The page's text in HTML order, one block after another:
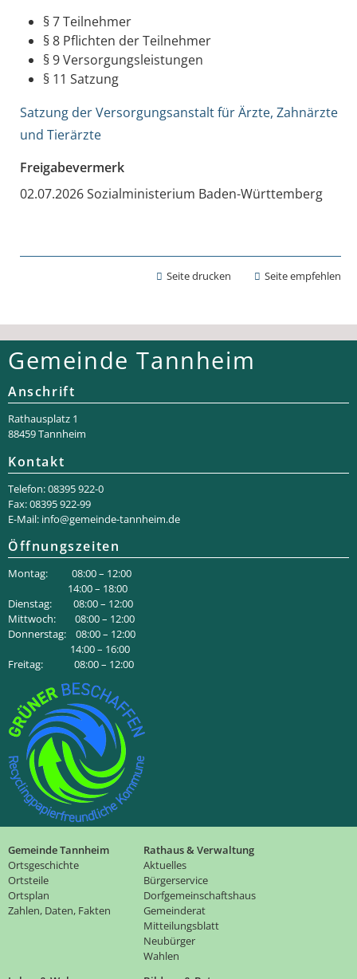
§ 7 Teilnehmer
§ 8 Pflichten der Teilnehmer
§ 9 Versorgungsleistungen
§ 11 Satzung
Satzung der Versorgungsanstalt für Ärzte, Zahnärzte
und Tierärzte
Freigabevermerk
02.07.2026 Sozialministerium Baden-Württemberg
Seite drucken Seite empfehlen
Gemeinde Tannheim
Anschrift
Rathaus­platz 1
88459 Tannheim
Kontakt
Telefon: 08395 922-0
Fax: 08395 922-99
E-Mail: info@gemeinde-tannheim.de
Öffnungszeiten
Montag: 08:00 – 12:00
14:00 – 18:00
Dienstag: 08:00 – 12:00
Mittwoch: 08:00 – 12:00
Donnerstag: 08:00 – 12:00
14:00 – 16:00
Freitag: 08:00 – 12:00
Gemeinde Tannheim
Ortsgeschichte
Ortsteile
Ortsplan
Zahlen, Daten, Fakten
Rathaus & Verwaltung
Aktuelles
Bürgerservice
Dorfgemeinschaftshaus
Gemeinderat
Mitteilungsblatt
Neubürger
Wahlen